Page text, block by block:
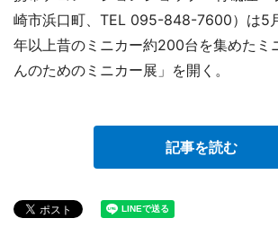
崎市浜口町、TEL 095-848-7600）は5
年以上昔のミニカー約200台を集めたミ
んのためのミニカー展」を開く。
記事を読む